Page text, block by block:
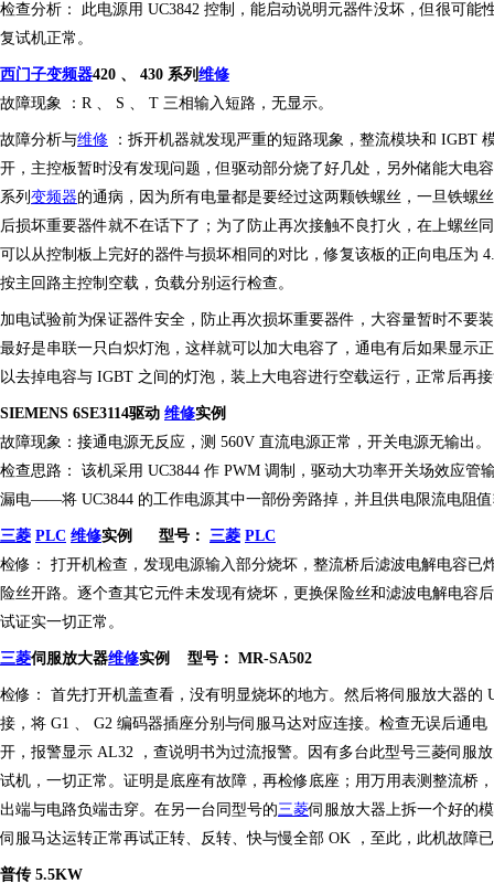
检查分析： 此电源用 UC3842 控制，能启动说明元器件没坏，但很可能
复试机正常。
西门子变频器420 、 430 系列 维修
故障现象
： R 、 S 、 T 三相输入短路，无显示。
故障分析与维修 ： 拆开机器就发现严重的短路现象，整流模块和 IGBT
开，主控板暂时没有发现问题，但驱动部分烧了好几处，另外储能大电
系列 变频器的通病，因为所有电量都是要经过这两颗铁螺丝，一旦铁螺
后损坏重要器件就不在话下了 ； 为了防止再次接触不良打火，在上螺丝
可以从控制板上完好的器件与损坏相同的对比，修复该板的正向电压为
按主回路主控制空载，负载分别运行检查。
加电试验前为保证器件安全，防止再次损坏重要器件，大容量暂时不要装
最好是串联一只 白炽灯泡，这样就可以加大电容了，通电有后如果显示
以去掉电容与 IGBT 之间的灯泡，装上大电容进行空载运行，正常后再
SIEMENS 6SE3114驱动 维修实例
故障现象：接通电源无反应，测 560V 直流电源正常，开关电源无输出。
检查思路：
该机采用 UC3844 作 PWM 调制，驱动大功率开关场效应管
漏电——将 UC3844 的工作电源其中一部份旁路掉，并且供电限流电阻
三菱 PLC 维修实例 型号： 三菱 PLC
检修：
打开机检查，发现电源输入部分烧坏，整流桥后滤波电解电容已
险丝开路。 逐个查其它元件未发现有烧坏，更换保险丝和滤波电解电容
试证实一切正常。
三菱伺服放大器维修实例 型号： MR-SA502
检修： 首先打开机盖查看，没有明显烧坏的地方。然后将伺服放大器的
接，将 G1 、 G2 编码器插座分别与伺服马达对应连接。检查无误后通电
开，报警显示 AL32 ，查说明书为过流报警。因有多台此型号三菱伺服
试机，一切正常。证明是底座有故障，再检修底座；用万用表测整流桥
出端与电路负端击穿。在另一台同型号的三菱伺服放大器上拆一个好的
伺服马达运转正常再试正转、反转、快与慢全部 OK ，至此，此机故障
普传 5.5KW